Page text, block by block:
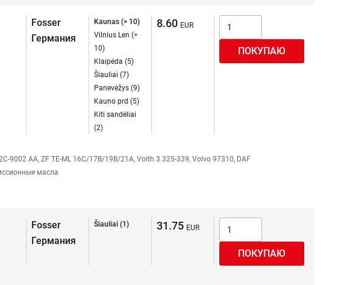
Fosser
Германия
Kaunas (> 10)
Vilnius Len (>
10)
Klaipėda (5)
Šiauliai (7)
Panevėžys (9)
Kauno prd (5)
Kiti sandėliai
(2)
8.60
9002 AA, ZF TE-ML 16C/17B/19B/21A, Voith 3.325-339, Volvo 97310, DAF
масла
Fosser
Германия
Šiauliai (1) 31.75